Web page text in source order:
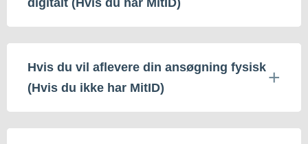
Hvis du vil aflevere din ansøgning fysisk
(Hvis du ikke har MitID)